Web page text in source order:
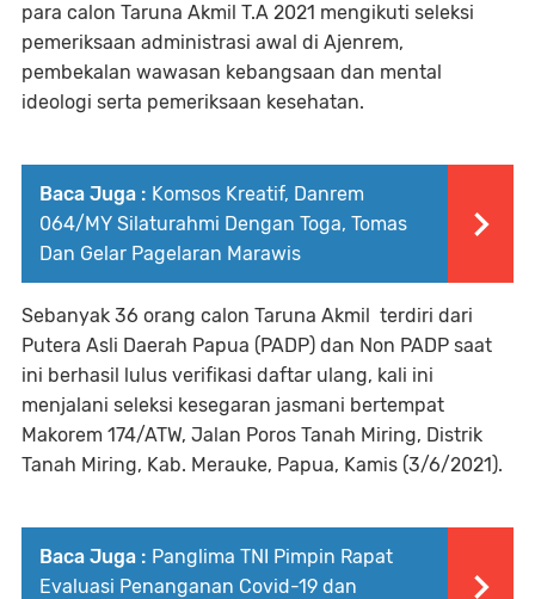
para calon Taruna Akmil T.A 2021 mengikuti seleksi
pemeriksaan administrasi awal di Ajenrem,
pembekalan wawasan kebangsaan dan mental
ideologi serta pemeriksaan kesehatan.
Baca Juga : Komsos Kreatif, Danrem
064/MY Silaturahmi Dengan Toga, Tomas
Dan Gelar Pagelaran Marawis
Sebanyak 36 orang calon Taruna Akmil terdiri dari
Putera Asli Daerah Papua (PADP) dan Non PADP saat
ini berhasil lulus verifikasi daftar ulang, kali ini
menjalani seleksi kesegaran jasmani bertempat
Makorem 174/ATW, Jalan Poros Tanah Miring, Distrik
Tanah Miring, Kab. Merauke, Papua, Kamis (3/6/2021).
Baca Juga : Panglima TNI Pimpin Rapat
Evaluasi Penanganan Covid-19 dan